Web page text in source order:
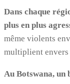
Dans chaque
plus en plus
même violents
multiplient envers
Au Botswana, un